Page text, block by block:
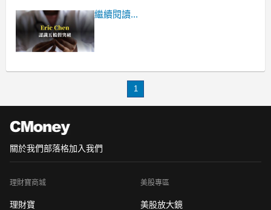
繼續閱讀...
1
關於我們部落格加入我們
理財寶商城
理財寶
美股專區
美股放大鏡